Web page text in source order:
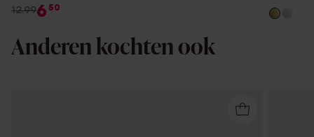
12.996 50
Anderen kochten ook